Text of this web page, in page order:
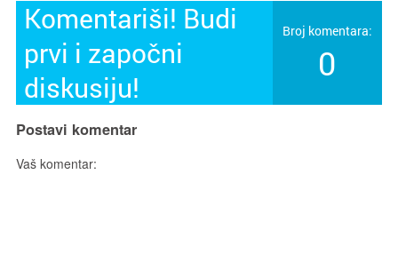
Komentariši! Budi
prvi i započni
diskusiju!
Broj komentara:
0
Postavi komentar
Vaš komentar: